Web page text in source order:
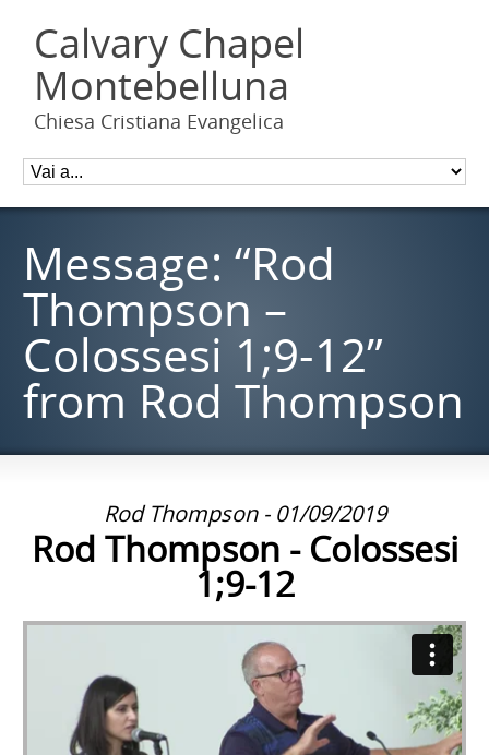
Calvary Chapel
Montebelluna
Chiesa Cristiana Evangelica
Message: “Rod
Thompson –
Colossesi 1;9-12”
from Rod Thompson
Rod Thompson - 01/09/2019
Rod Thompson - Colossesi
1;9-12